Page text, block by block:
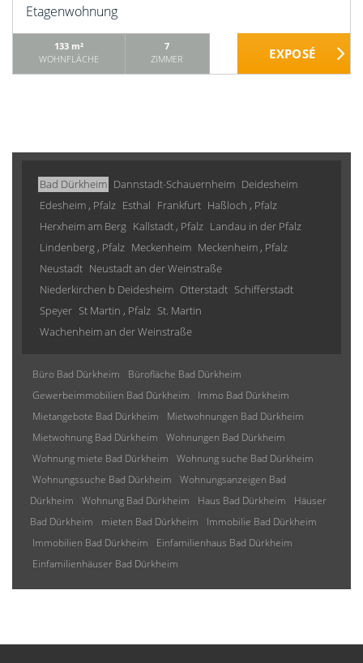
Etagenwohnung
133 m²
WOHNFLÄCHE
7
ZIMMER
Bad Dürkheim Dannstadt-Schauernheim Deidesheim
Edesheim , Pfalz Esthal Frankfurt Haßloch , Pfalz
Herxheim am Berg Kallstadt , Pfalz Landau in der Pfalz
Lindenberg , Pfalz Meckenheim Meckenheim , Pfalz
Neustadt Neustadt an der Weinstraße
Niederkirchen b Deidesheim Otterstadt Schifferstadt
Speyer St Martin , Pfalz St. Martin
Wachenheim an der Weinstraße
Büro Bad Dürkheim
Bürofläche Bad Dürkheim
Gewerbeimmobilien Bad Dürkheim
Immo Bad Dürkheim
Mietangebote Bad Dürkheim
Mietwohnungen Bad Dürkheim
Mietwohnung Bad Dürkheim
Wohnungen Bad Dürkheim
Wohnung miete Bad Dürkheim
Wohnung suche Bad Dürkheim
Wohnungssuche Bad Dürkheim
Wohnungsanzeigen Bad
Dürkheim
Wohnung Bad Dürkheim Haus Bad Dürkheim
Häuser
Bad Dürkheim
mieten Bad Dürkheim
Immobilie Bad Dürkheim
Immobilien Bad Dürkheim
Einfamilienhaus Bad Dürkheim
Einfamilienhäuser Bad Dürkheim